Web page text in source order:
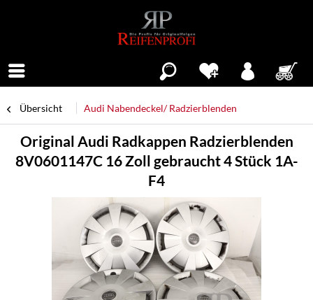
Übersicht Audi Nabendeckel/ Radzierblenden
Original Audi Radkappen Radzierblenden
8V0601147C 16 Zoll gebraucht 4 Stück 1A-
F4